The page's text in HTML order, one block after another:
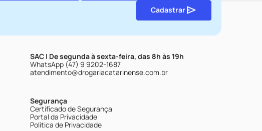
Cadastrar
SAC | De segunda à sexta-feira, das 8h às 19h
WhatsApp (47) 9 9202-1687
atendimento@drogariacatarinense.com.br
Segurança
Certificado de Segurança
Portal da Privacidade
Política de Privacidade